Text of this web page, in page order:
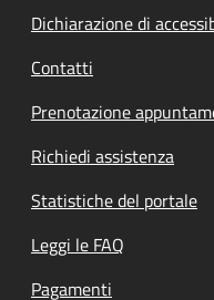
Dichiarazione di
Contatti
Prenotazione
Richiedi assistenza
Statistiche del portale
Leggi le FAQ
Pagamenti